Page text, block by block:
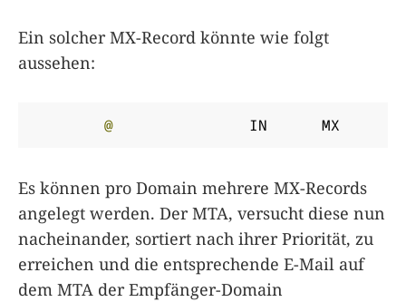
Ein solcher MX-Record könnte wie folgt
aussehen:
@
Es können pro Domain mehrere MX-Records
angelegt werden. Der MTA, versucht diese nun
nacheinander, sortiert nach ihrer Priorität, zu
erreichen und die entsprechende E-Mail auf
dem MTA der Empfänger-Domain